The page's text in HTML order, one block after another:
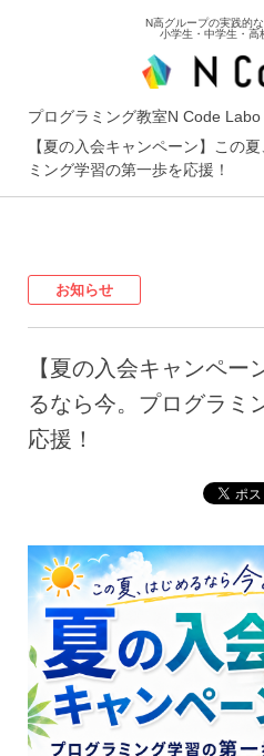
N高グループの実践的
小学生・中学生・高
プログラミング教室N Code
【夏の入会キャンペーン】この
ミング学習の第一歩を応援！
お知らせ
【夏の入会キャンペー
るなら今。プログラミ
応援！